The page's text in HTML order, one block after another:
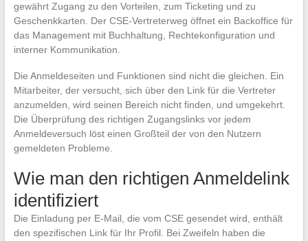
gewährt Zugang zu den Vorteilen, zum Ticketing und zu
Geschenkkarten. Der CSE-Vertreterweg öffnet ein Backoffice für
das Management mit Buchhaltung, Rechtekonfiguration und
interner Kommunikation.
Die Anmeldeseiten und Funktionen sind nicht die gleichen. Ein
Mitarbeiter, der versucht, sich über den Link für die Vertreter
anzumelden, wird seinen Bereich nicht finden, und umgekehrt.
Die Überprüfung des richtigen Zugangslinks vor jedem
Anmeldeversuch löst einen Großteil der von den Nutzern
gemeldeten Probleme.
Wie man den richtigen Anmeldelink
identifiziert
Die Einladung per E-Mail, die vom CSE gesendet wird, enthält
den spezifischen Link für Ihr Profil. Bei Zweifeln haben die